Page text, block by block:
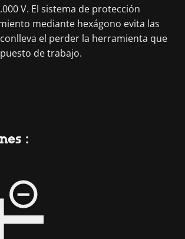
V. El sistema de protección
mediante hexágono evita las
el perder la herramienta que
de trabajo.
: